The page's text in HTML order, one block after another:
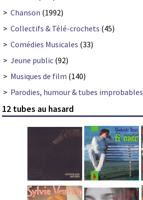
> Chanson (1992)
> Collectifs & Télé-crochets (45)
> Comédies Musicales (33)
> Jeune public (92)
> Musiques de film (140)
> Parodies, humour & tubes improbables
12 tubes au hasard